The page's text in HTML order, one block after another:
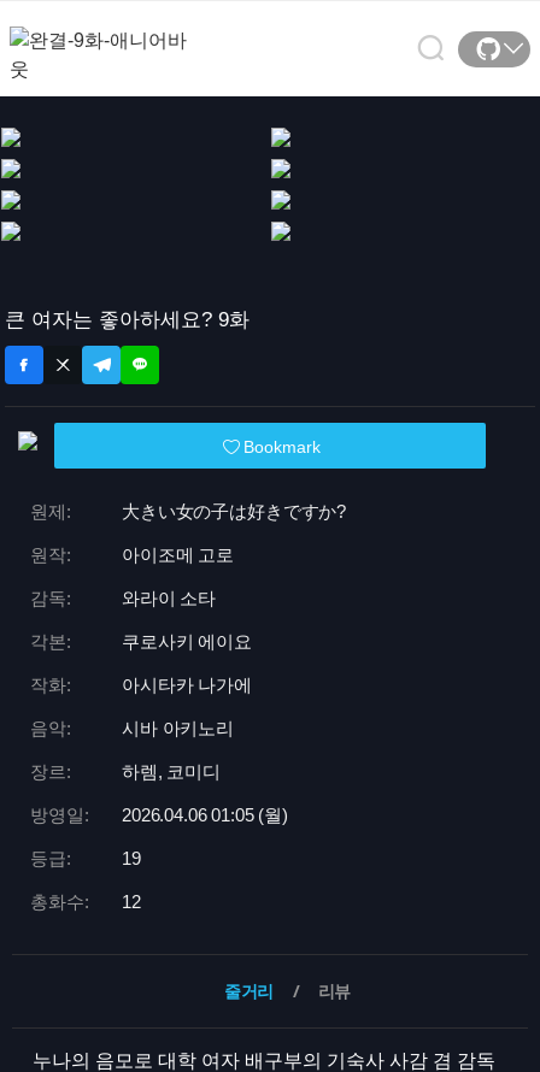
큰 여자는 좋아하세요? 9화
Bookmark
원제: 大きい女の子は好きですか?
원작: 아이조메 고로
감독: 와라이 소타
각본: 쿠로사키 에이요
작화: 아시타카 나가에
음악: 시바 아키노리
장르: 하렘, 코미디
방영일: 2026.04.06 01:05 (월)
등급: 19
총화수: 12
줄거리 리뷰
누나의 음모로 대학 여자 배구부의 기숙사 사감 겸 감독